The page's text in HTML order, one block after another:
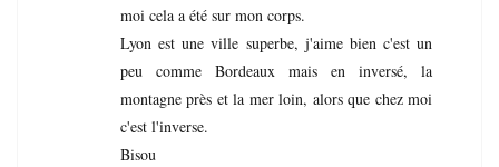
moi cela a été sur mon corps.
Lyon est une ville superbe, j'aime bien c'est un
peu comme Bordeaux mais en inversé, la
montagne près et la mer loin, alors que chez moi
c'est l'inverse.
Bisou